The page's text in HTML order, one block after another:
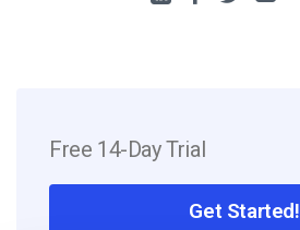
Free 14-Day Trial
Get Started!